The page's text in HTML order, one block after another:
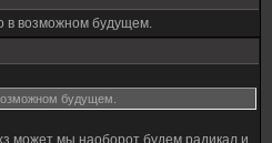
в возможном будущем.
будущем.
может мы наоборот будем радикал и